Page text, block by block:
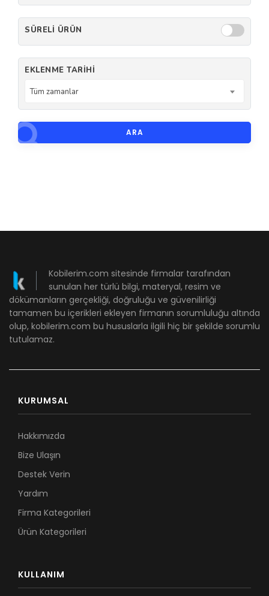
SÜRELI ÜRÜN
EKLENME TARIHI
Tüm zamanlar
ARA
Kobilerim.com sitesinde firmalar tarafından
sunulan her türlü bilgi, materyal, resim ve
dökümanların gerçekliği, doğruluğu ve güvenilirliği
tamamen bu içerikleri ekleyen firmanın sorumluluğu altında
olup, kobilerim.com bu hususlarla ilgili hiç bir şekilde sorumlu
tutulamaz.
KURUMSAL
Hakkımızda
Bize Ulaşın
Destek Verin
Yardım
Firma Kategorileri
Ürün Kategorileri
KULLANIM